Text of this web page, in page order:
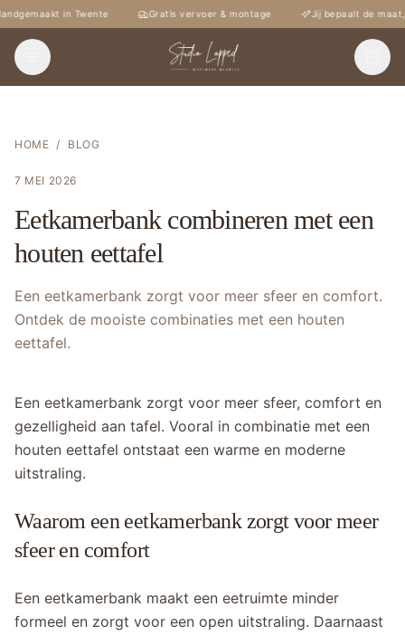
in Twente Gratis vervoer & montage Jij bepaalt de
HOME / BLOG
7 MEI 2026
Eetkamerbank combineren met een
houten eettafel
Een eetkamerbank zorgt voor meer sfeer en comfort.
Ontdek de mooiste combinaties met een houten
eettafel.
Een eetkamerbank zorgt voor meer sfeer, comfort en
gezelligheid aan tafel. Vooral in combinatie met een
houten eettafel ontstaat een warme en moderne
uitstraling.
Waarom een eetkamerbank zorgt voor meer
sfeer en comfort
Een eetkamerbank maakt een eetruimte minder
formeel en zorgt voor een open uitstraling. Daarnaast